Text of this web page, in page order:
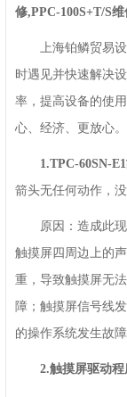
修,PPC-100S+T/S
上海铂鳞贸易设
时遇见并快速解决
率，提高设备的使
心、经济、更放心。
1.TPC-60SN-E1
箭头无任何动作，
原因：造成此现
触摸屏四周边上的
重，导致触摸屏无
障；触摸屏信号线
的操作系统发生故障
2.触摸屏驱动程